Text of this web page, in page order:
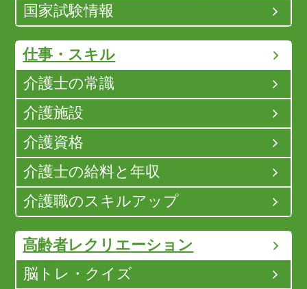
国家試験情報
仕事・スキル
介護士の常識
介護施設
介護資格
介護士の給料と年収
介護職のスキルアップ
高齢者レクリエーション
脳トレ・クイズ